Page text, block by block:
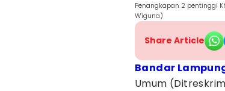
Penangkapan 2 pentinggi
Wiguna)
Share Article
Bandar
Umum